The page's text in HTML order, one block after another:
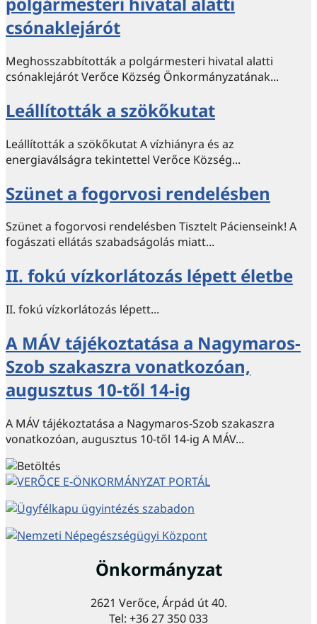
csónaklejárót
Meghosszabbították a polgármesteri hivatal alatti
csónaklejárót Verőce Község Önkormányzatának...
Leállították a szökőkutat
Leállították a szökőkutat A vízhiányra és az
energiaválságra tekintettel Verőce Község...
Szünet a fogorvosi rendelésben
Szünet a fogorvosi rendelésben Tisztelt Pácienseink! A
fogászati ellátás szabadságolás miatt...
II. fokú vízkorlátozás lépett életbe
II. fokú vízkorlátozás lépett...
A MÁV tájékoztatása a Nagymaros-
Szob szakaszra vonatkozóan,
augusztus 10-től 14-ig
A MÁV tájékoztatása a Nagymaros-Szob szakaszra
vonatkozóan, augusztus 10-től 14-ig A MÁV...
Önkormányzat
2621 Verőce, Árpád út 40.
Tel: +36 27 350 033